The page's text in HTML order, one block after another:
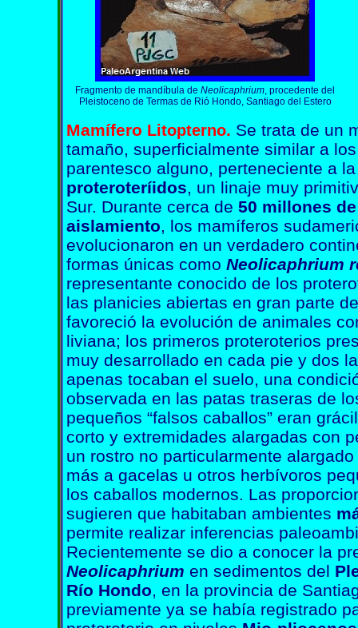
Fragmento de mandíbula de Neolicaphrium, procedente del
Pleistoceno de Termas de Rió Hondo, Santiago del Estero
Mamífero Litopterno. Se trata de un
tamaño, superficialmente similar a
parentesco alguno, perteneciente a
proteroteríidos , un linaje muy
Sur. Durante cerca de 50 millones
aislamiento , los mamíferos
evolucionaron en un verdadero
formas únicas como Neolicaphrium
representante conocido de los
las planicies abiertas en gran parte
favoreció la evolución de animales
liviana; los primeros proteroterios
muy desarrollado en cada pie y dos
apenas tocaban el suelo, una
observada en las patas traseras de
pequeños “falsos caballos” eran
corto y extremidades alargadas con
un rostro no particularmente
más a gacelas u otros herbívoros
los caballos modernos. Las
sugieren que habitaban ambientes
permite realizar inferencias
Recientemente se dio a conocer la
Neolicaphrium en sedimentos del
Río Hondo , en la provincia de
previamente ya se había registrado